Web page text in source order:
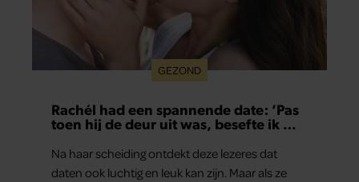
GEZOND
Rachél had een spannende date: ‘Pas
toen hij de deur uit was, besefte ik wat
Na haar scheiding ontdekt deze lezeres dat
daten ook luchtig en leuk kan zijn. Maar als ze